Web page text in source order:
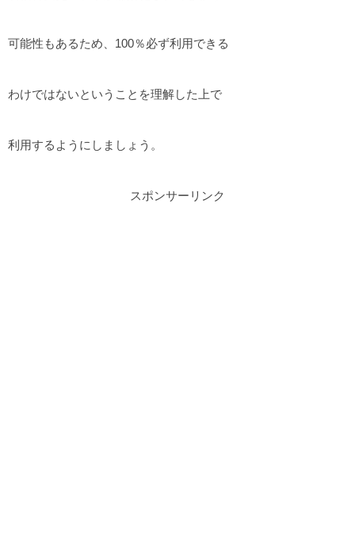
可能性もあるため、100％必ず利用できる
わけではないということを理解した上で
利用するようにしましょう。
スポンサーリンク